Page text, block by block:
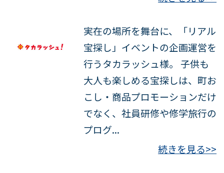
実在の場所を舞台に、「リアル
宝探し」イベントの企画運営を
行うタカラッシュ様。 子供も
大人も楽しめる宝探しは、町お
こし・商品プロモーションだけ
でなく、社員研修や修学旅行の
プログ...
続きを見る>>